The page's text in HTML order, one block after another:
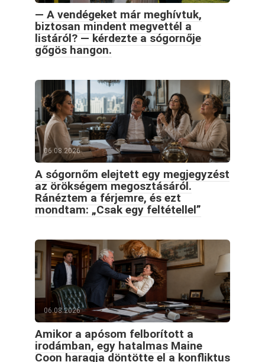
— A vendégeket már meghívtuk,
biztosan mindent megvettél a
listáról? — kérdezte a sógornője
gőgös hangon.
06.08.2026
A sógornőm elejtett egy megjegyzést
az örökségem megosztásáról.
Ránéztem a férjemre, és ezt
mondtam: „Csak egy feltétellel”
06.08.2026
Amikor a apósom felborított a
irodámban, egy hatalmas Maine
Coon haragja döntötte el a konfliktus